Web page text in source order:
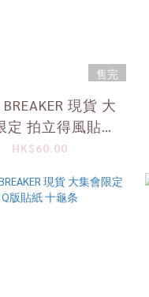
售完
現貨 大
定 拍立得風貼紙
1個 十龜条
HK$60.00